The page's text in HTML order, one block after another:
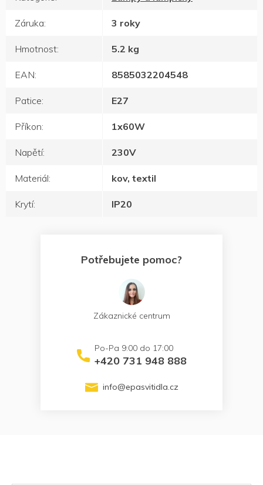
Záruka: 3 roky
Hmotnost: 5.2 kg
EAN: 8585032204548
Patice: E27
Příkon: 1x60W
Napětí: 230V
Materiál: kov, textil
Krytí: IP20
Potřebujete pomoc?
Zákaznické centrum
+420 731 948 888
info@epasvitidla.cz